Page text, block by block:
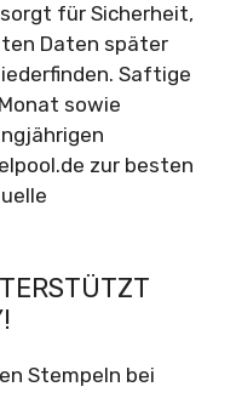
für Sicherheit,
Daten später
Saftige
sowie
zur besten
Stempeln bei